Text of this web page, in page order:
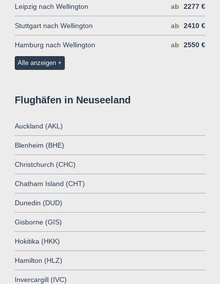
Leipzig nach Wellington ab 2277 €
Stuttgart nach Wellington ab 2410 €
Hamburg nach Wellington ab 2550 €
Alle anzeigen
Flughäfen in Neuseeland
Auckland (AKL)
Blenheim (BHE)
Christchurch (CHC)
Chatham Island (CHT)
Dunedin (DUD)
Gisborne (GIS)
Hokitika (HKK)
Hamilton (HLZ)
Invercargill (IVC)